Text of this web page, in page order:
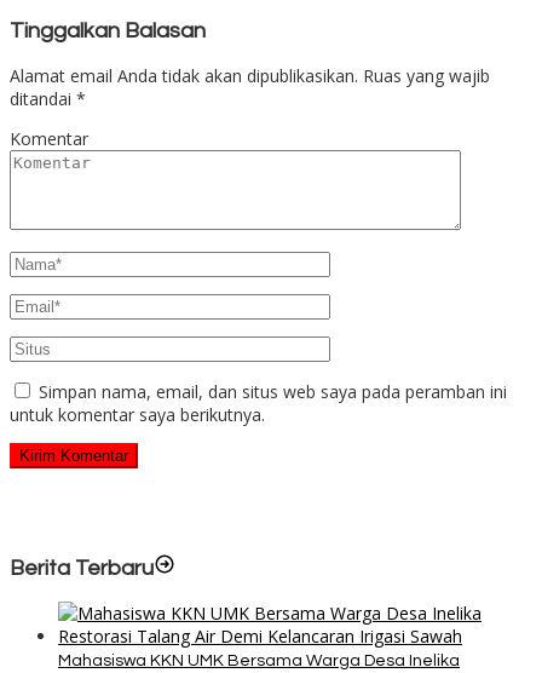
Tinggalkan Balasan
Alamat email Anda tidak akan dipublikasikan. Ruas yang wajib
ditandai *
Komentar
Simpan nama, email, dan situs web saya pada peramban ini
untuk komentar saya berikutnya.
Berita Terbaru
Mahasiswa KKN UMK Bersama Warga Desa Inelika